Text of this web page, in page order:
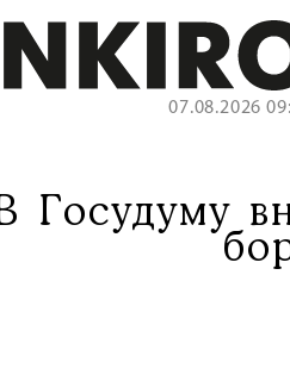
07.08.2026
Госудуму